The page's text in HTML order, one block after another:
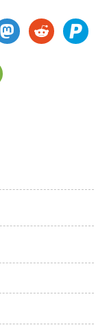
reddit paypal